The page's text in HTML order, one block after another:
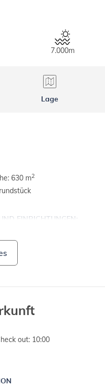
7.000m
Lage
630 m2
EINRICHTUNGEN:
out: 10:00